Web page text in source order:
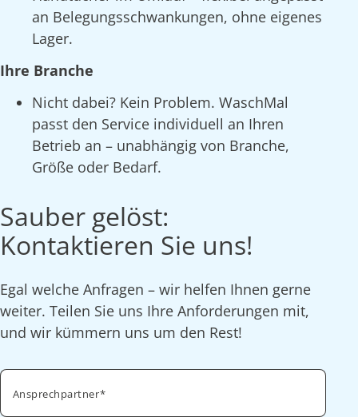
an Belegungsschwankungen, ohne eigenes
Lager.
Ihre Branche
Nicht dabei? Kein Problem. WaschMal
passt den Service individuell an Ihren
Betrieb an – unabhängig von Branche,
Größe oder Bedarf.
Sauber gelöst:
Kontaktieren Sie uns!
Egal welche Anfragen – wir helfen Ihnen gerne
weiter. Teilen Sie uns Ihre Anforderungen mit,
und wir kümmern uns um den Rest!
Ansprechpartner